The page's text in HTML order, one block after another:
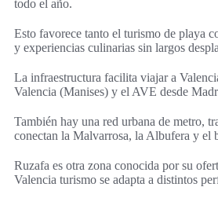
todo el año.
Esto favorece tanto el turismo de playa
y experiencias culinarias sin largos
La infraestructura facilita viajar a
Valencia (Manises) y el AVE desde
También hay una red urbana de metro,
conectan la Malvarrosa, la Albufera y el
Ruzafa es otra zona conocida por su
Valencia turismo se adapta a distintos